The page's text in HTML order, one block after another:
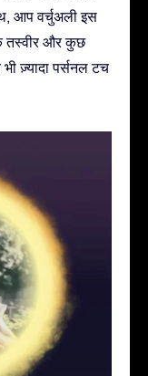
आप वर्चुअली इस
तस्वीर और कुछ
ज़्यादा पर्सनल टच